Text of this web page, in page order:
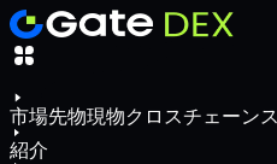
市場先物現物クロスチェーン
紹介